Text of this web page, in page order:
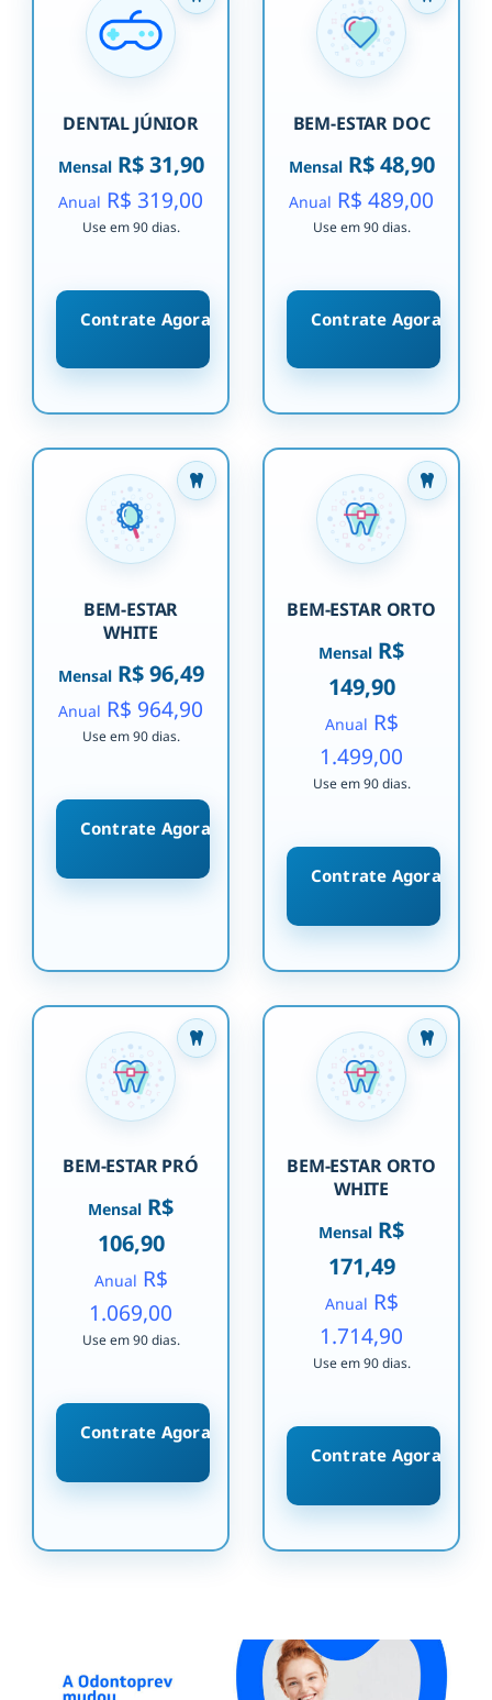
DENTAL JÚNIOR
MensalR$ 31,90
Anual R$ 319,00
Use em 90 dias.
Contrate Agora
BEM-ESTAR DOC
MensalR$ 48,90
Anual R$ 489,00
Use em 90 dias.
Contrate Agora
BEM-ESTAR
WHITE
MensalR$ 96,49
Anual R$ 964,90
Use em 90 dias.
Contrate Agora
BEM-ESTAR ORTO
Mensal R$
149,90
Anual R$
1.499,00
Use em 90 dias.
Contrate Agora
BEM-ESTAR PRÓ
Mensal R$
106,90
Anual R$
1.069,00
Use em 90 dias.
Contrate Agora
BEM-ESTAR ORTO
WHITE
Mensal R$
171,49
Anual R$
1.714,90
Use em 90 dias.
Contrate Agora